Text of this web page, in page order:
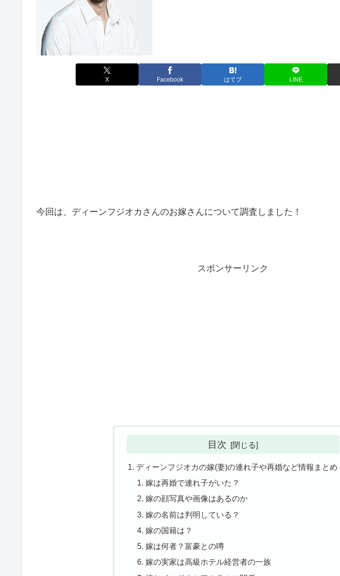
X Facebook はてブ LINE
今回は、ディーンフジオカさんのお嫁さんについて調査しました！
スポンサーリンク
目次
ディーンフジオカの嫁(妻)の連れ子や再婚など情報まとめ
嫁は再婚で連れ子がいた？
嫁の顔写真や画像はあるのか
嫁の名前は判明している？
嫁の国籍は？
嫁は何者？富豪との噂
嫁の実家は高級ホテル経営者の一族